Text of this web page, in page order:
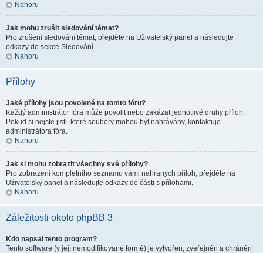
Nahoru
Jak mohu zrušit sledování témat?
Pro zrušení sledování témat, přejděte na Uživatelský panel a následujte
odkazy do sekce Sledování.
Nahoru
Přílohy
Jaké přílohy jsou povolené na tomto fóru?
Každý administrátor fóra může povolit nebo zakázat jednotlivé druhy příloh.
Pokud si nejste jisti, které soubory mohou být nahrávány, kontaktuje
administrátora fóra.
Nahoru
Jak si mohu zobrazit všechny své přílohy?
Pro zobrazení kompletního seznamu vámi nahraných příloh, přejděte na
Uživatelský panel a následujte odkazy do části s přílohami.
Nahoru
Záležitosti okolo phpBB 3
Kdo napsal tento program?
Tento software (v její nemodifikované formě) je vytvořen, zveřejněn a chráněn